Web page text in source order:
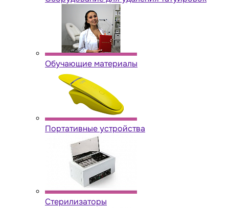
Обучающие материалы
Портативные устройства
Стерилизаторы